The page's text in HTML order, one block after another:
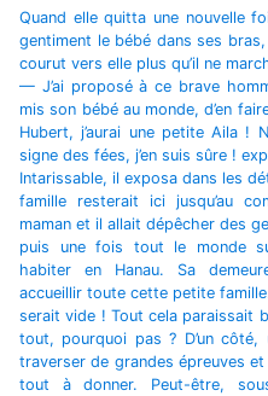
Quand elle quitta une nouvelle
gentiment le bébé dans ses
courut vers elle plus qu’il ne
— J’ai proposé à ce brave
mis son bébé au monde, d’en
Hubert, j’aurai une petite Aila !
signe des fées, j’en suis sûre !
Intarissable, il exposa dans les
famille resterait ici jusqu’au
maman et il allait dépêcher des
puis une fois tout le monde
habiter en Hanau. Sa
accueillir toute cette petite
serait vide ! Tout cela paraissait
tout, pourquoi pas ? D’un
traverser de grandes épreuves
tout à donner. Peut-être,